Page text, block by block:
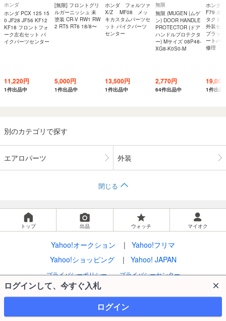
ホンダ
ホンダ PCX 125 15
0 JF28 JF56 KF12
KF18 フロントフォ
ーク左右セット バ
イクパーツセンター
11,220円
1件出品中
[無限] フロントグリ
ルガーニッシュ 未
塗装 CR-V RW1 RW
2 RT5 RT6 18/8〜
5,000円
1件出品中
ホンダ フォルツァ
X/Z MF08 メッ
キカスタムパーツセ
ット バイクパーツ
センター
13,500円
1件出品中
無限
無限 (MUGEN |ムゲ
ン) DOOR HANDLE
PROTECTOR (ドア
ハンドルプロテクタ
ー) Mサイズ 08P48-
XG8-K0S0-M
2,770円
64件出品中
ホンダ
F79 ホ
タクト
外装セ
ブラッ
ートバ
修理
1件出品
別のカテゴリで探す
エアロパーツ 外装
閉じる
トップ 出品 ウォッチ マイオク
Yahoo!オークション
Yahoo!フリマ
Yahoo!ショッピング
Yahoo! JAPAN
プライバシーポリシー
プライバシーセンター
利用規約
LYPプレミアム利用ガイド
特定商取引法の表示
ストア出店について
ヘルプ・お問い合わせ
© LY Corporation
ログインして、今すぐ入札
ログイン